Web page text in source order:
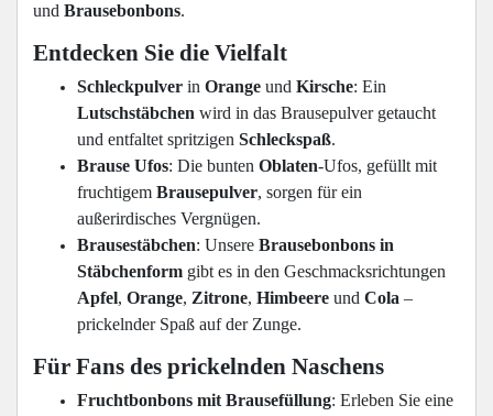
und Brausebonbons.
Entdecken Sie die Vielfalt
Schleckpulver in Orange und Kirsche: Ein
Lutschstäbchen wird in das Brausepulver getaucht
und entfaltet spritzigen Schleckspaß.
Brause Ufos: Die bunten Oblaten-Ufos, gefüllt mit
fruchtigem Brausepulver, sorgen für ein
außerirdisches Vergnügen.
Brausestäbchen: Unsere Brausebonbons in
Stäbchenform gibt es in den Geschmacksrichtungen
Apfel, Orange, Zitrone, Himbeere und Cola –
prickelnder Spaß auf der Zunge.
Für Fans des prickelnden Naschens
Fruchtbonbons mit Brausefüllung: Erleben Sie eine